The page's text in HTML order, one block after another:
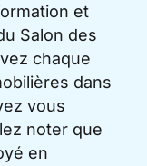
et
Salon des
chaque
dans
vous
noter que
en